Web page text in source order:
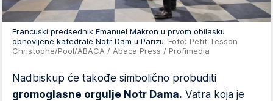
Francuski predsednik Emanuel Makron u prvom obilasku
obnovljene katedrale Notr Dam u Parizu Foto: Petit Tesson
Christophe/Pool/ABACA / Abaca Press / Profimedia
Nadbiskup će takođe simbolično probuditi
gromoglasne orgulje Notr Dama. Vatra koja je